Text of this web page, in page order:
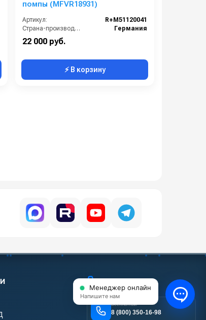
помпы (MFVR18931)
Артикул:
R+M51120041
Страна-производитель:
Германия
22 000 руб.
⚡ В корзину
Бесплатный
8 (800) 350-16-98
Менеджер онлайн
Напишите нам